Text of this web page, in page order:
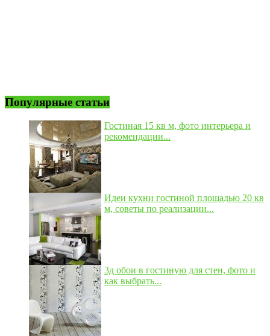
Популярные статьи
Гостиная 15 кв м, фото интерьера и
рекомендации...
Идеи кухни гостиной площадью 20 кв
м, советы по реализации...
3д обои в гостиную для стен, фото и
как выбрать...